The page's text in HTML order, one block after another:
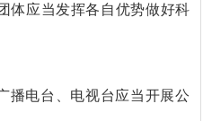
体应当发挥各自优势做好科
播电台、电视台应当开展公